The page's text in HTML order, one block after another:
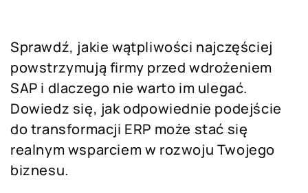
Sprawdź, jakie wątpliwości najczęściej
powstrzymują firmy przed wdrożeniem
SAP i dlaczego nie warto im ulegać.
Dowiedz się, jak odpowiednie podejście
do transformacji ERP może stać się
realnym wsparciem w rozwoju Twojego
biznesu.